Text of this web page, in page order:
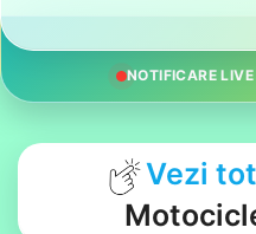
Vezi